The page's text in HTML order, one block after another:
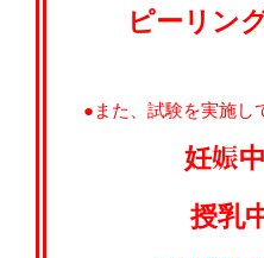
ピーリン
●また、試験を実施し
妊娠
授乳